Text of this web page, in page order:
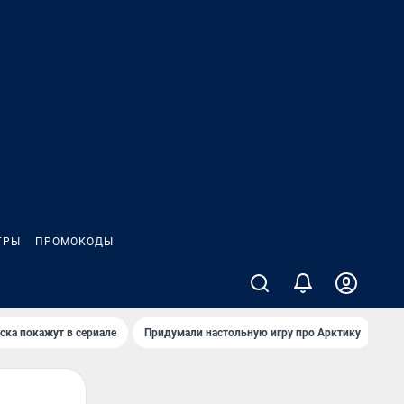
ПРОМОКОДЫ
покажут в сериале Придумали настольную игру про Арктику